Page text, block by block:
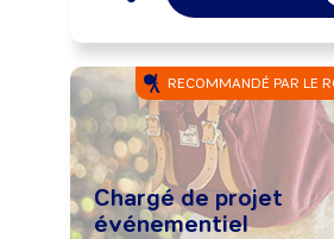
RECOMMANDÉ PAR LE
Chargé de projet
événementiel